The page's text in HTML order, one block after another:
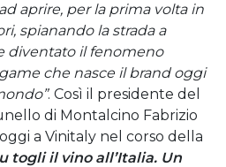
aprire, per la prima volta in
spianando la strada a
diventato il fenomeno
che nasce il brand oggi
. Così il presidente del
di Montalcino Fabrizio
a Vinitaly nel corso della
togli il vino all’Italia. Un